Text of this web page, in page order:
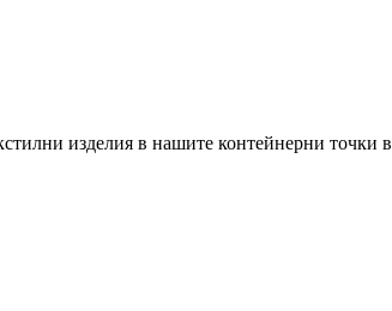
изделия в нашите контейнерни точки в